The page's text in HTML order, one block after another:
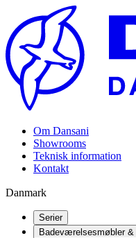
Om Dansani
Showrooms
Teknisk information
Kontakt
Danmark
Serier
Badeværelsesmøbler &